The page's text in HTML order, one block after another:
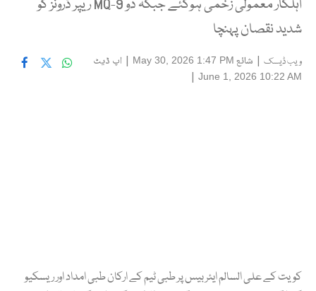
اہلکار معمولی زخمی ہوگئے جبکہ دو MQ-9 ریپر ڈرونز کو
شدید نقصان پہنچا
ویب ڈیسک | شائع May 30, 2026 1:47 PM
| اپ ڈیٹ
June 1, 2026 10:22 AM
|
کویت کے علی السالم ایئر بیس پر طبی ٹیم کے ارکان طبی امداد اور ریسکیو